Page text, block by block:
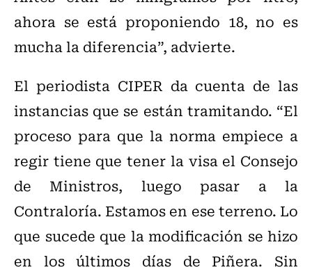
ahora se está proponiendo 18, no es
mucha la diferencia”, advierte.
El periodista CIPER da cuenta de las
instancias que se están tramitando. “El
proceso para que la norma empiece a
regir tiene que tener la visa el Consejo
de Ministros, luego pasar a la
Contraloría. Estamos en ese terreno. Lo
que sucede que la modificación se hizo
en los últimos días de Piñera. Sin